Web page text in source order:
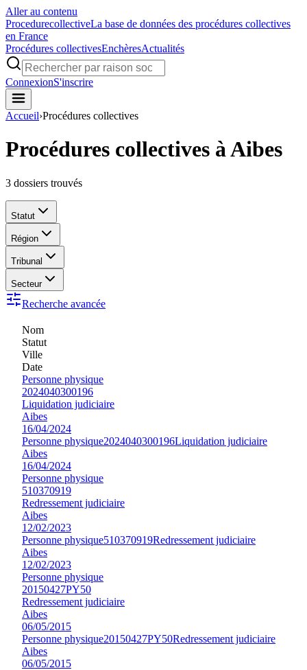
Aller au contenu
ProcedurecollectiveLa base de données des procédures collectives
en France
Procédures collectivesEnchèresActualités
ConnexionS'inscrire
Accueil›Procédures collectives
Procédures collectives à Aibes
3 dossiers trouvés
Statut
Région
Tribunal
Secteur
Recherche avancée
Nom
Statut
Ville
Date
Personne physique
2024040300196
Liquidation judiciaire
Aibes
16/04/2024
Personne physique2024040300196Liquidation judiciaire
Aibes
16/04/2024
Personne physique
510370919
Redressement judiciaire
Aibes
12/02/2023
Personne physique510370919Redressement judiciaire
Aibes
12/02/2023
Personne physique
20150427PY50
Redressement judiciaire
Aibes
06/05/2015
Personne physique20150427PY50Redressement judiciaire
Aibes
06/05/2015